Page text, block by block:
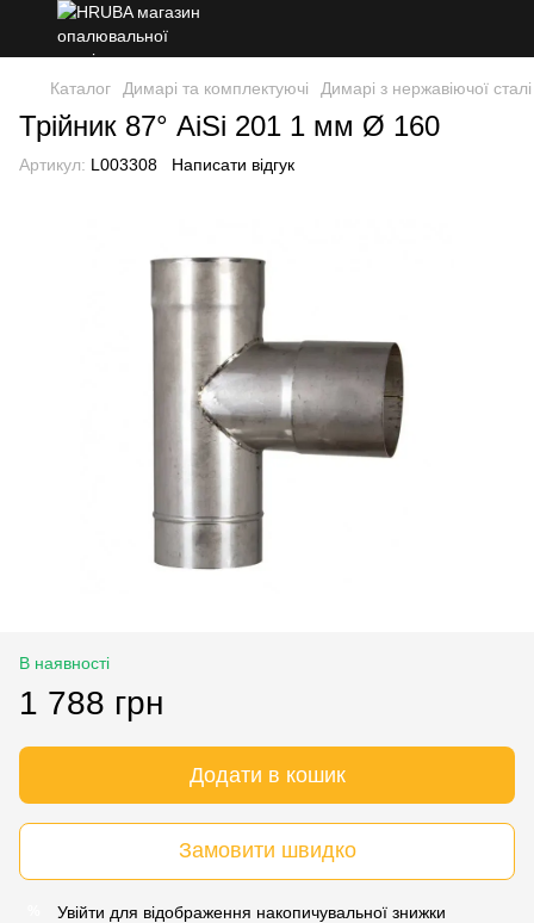
Каталог Димарі та комплектуючі Димарі з нержавіючої сталі
Трійник 87° AiSi 201 1 мм Ø 160
Артикул: L003308 Написати відгук
В наявності
1 788 грн
Додати в кошик
Замовити швидко
Увійти для відображення накопичувальної знижки